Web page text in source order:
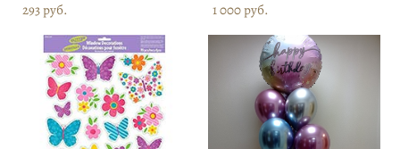
293 pуб.
1 000 pуб.